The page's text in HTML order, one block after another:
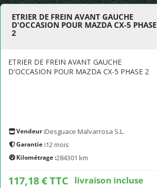
ETRIER DE FREIN AVANT GAUCHE
D'OCCASION POUR MAZDA CX-5 PHASE
2
ETRIER DE FREIN AVANT GAUCHE
D'OCCASION POUR MAZDA CX-5 PHASE 2
Vendeur :Desguace Malvarrosa S.L.
Garantie :12 mois
Kilométrage :284301 km
117,18 € TTC livraison incluse